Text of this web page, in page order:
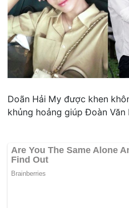
Doãn Hải My được khen
khủng hoảng giúp Đoàn Văn